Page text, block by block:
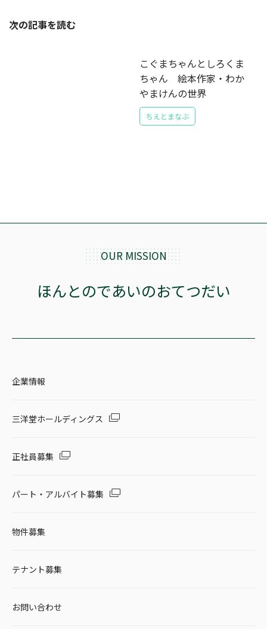
次の記事を読む
こぐまちゃんとしろくま
ちゃん 絵本作家・わか
やまけんの世界
ちえとまなぶ
OUR MISSION
ほんとのであいのおてつだい
企業情報
三洋堂ホールディングス
正社員募集
パート・アルバイト募集
物件募集
テナント募集
お問い合わせ